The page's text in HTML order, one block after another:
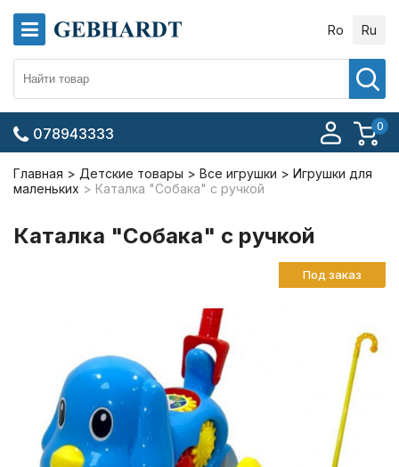
Ro Ru
0
078943333
Главная Детские товары Все игрушки
Игрушки для
маленьких
Каталка "Собака" с ручкой
Каталка "Собака" с ручкой
Под заказ